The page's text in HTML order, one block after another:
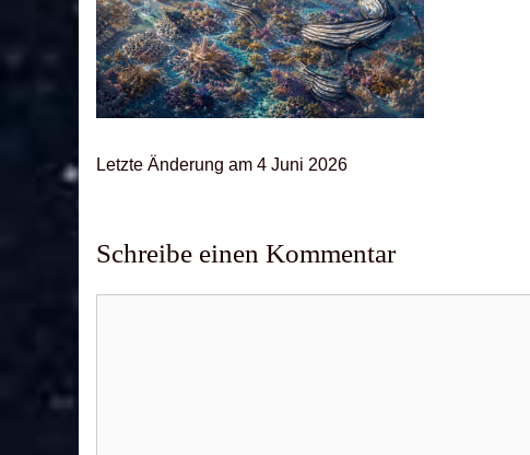
Letz­te Ände­rung am 4 Juni 2026
Schreibe einen Kommentar